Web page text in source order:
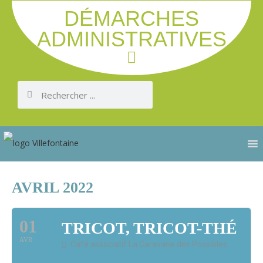
DÉMARCHES
ADMINISTRATIVES
AVRIL 2022
01
AVR
TRICOT, TRICOT-THÉ
Café associatif La Caravane des Possibles